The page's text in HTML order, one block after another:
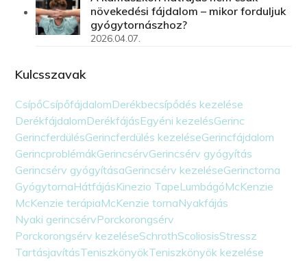
növekedési fájdalom – mikor forduljuk
gyógytornászhoz?
2026.04.07.
Kulcsszavak
CsípőCsípőfájdalomDerékbecsípődés kezelése
DerékfájdalomDerékfájásEgyéni kezelésGerinc
GerincferdülésGerincferdülés kezeléseGerincfájdalom
GerincproblémákGerincsérvGerincsérv gyógyítás
Gerincsérv gyógyításaGerincsérv kezeléseGerinctorna
GyógytornaHátfájásKinezio TapeLumbágóMcKenzie
McKenzie terápiaMcKenzie tornaNyakfájás
Nyaki gerincsérvPorckorongsérv
Porckorongsérv kezeléseSchrothScoliosisStressz
TartásjavításTeniszkönyökTeniszkönyök kezelése